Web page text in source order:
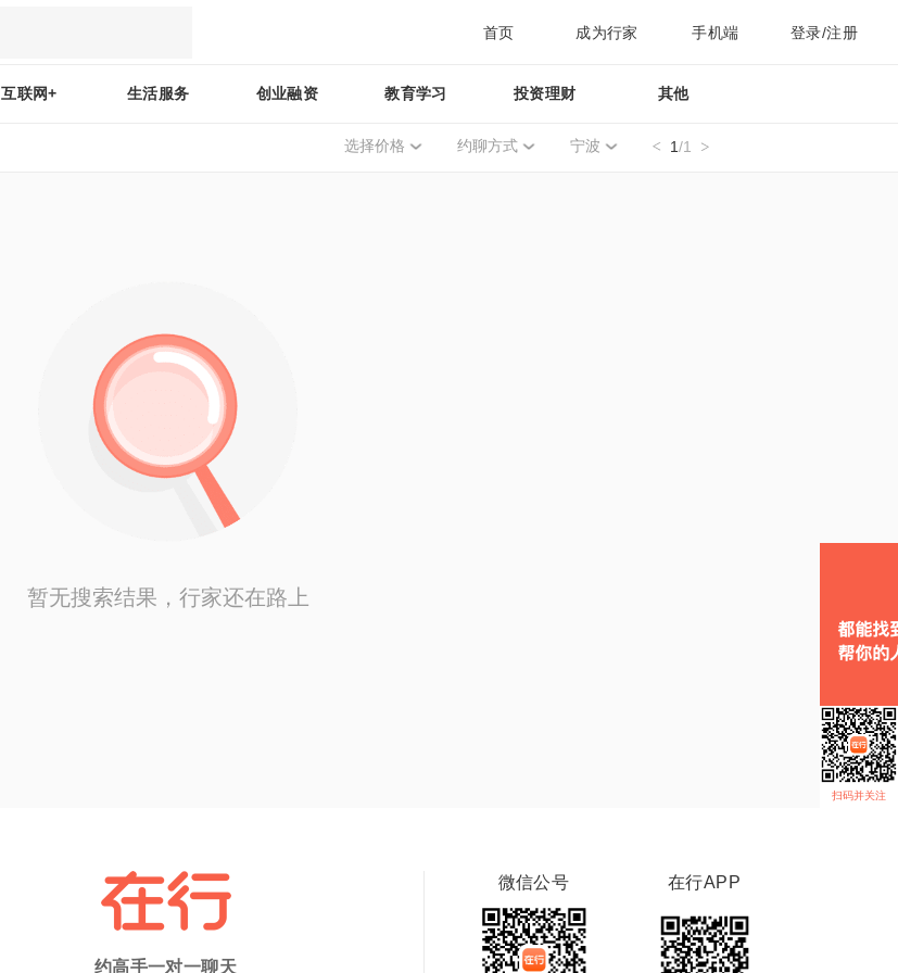
首页 成为行家 手机端 登录/注册
互联网+ 生活服务 创业融资 教育学习 投资理财 其他
选择价格 约聊方式 宁波 1/1
暂无搜索结果，行家还在路上
扫码并关注
约高手一对一聊天
微信公号 在行APP